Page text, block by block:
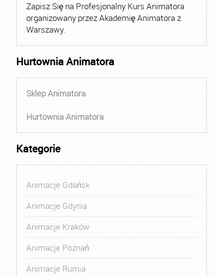
Zapisz Się na Profesjonalny Kurs Animatora
organizowany przez Akademię Animatora z
Warszawy.
Hurtownia Animatora
Sklep Animatora
Hurtownia Animatora
Kategorie
Animacje Gdańsk
Animacje Gdynia
Animacje Kraków
Animacje Poznań
Animacje Rumia